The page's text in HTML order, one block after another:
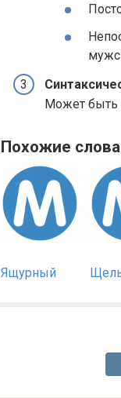
Может быть
Похожие
Ящурный